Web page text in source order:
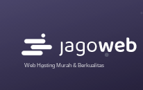
Web Hosting Murah & Berkualitas